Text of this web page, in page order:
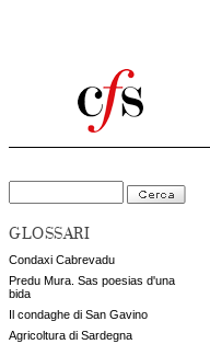
GLOSSARI
Condaxi Cabrevadu
Predu Mura. Sas poesias d'una
bida
Il condaghe di San Gavino
Agricoltura di Sardegna